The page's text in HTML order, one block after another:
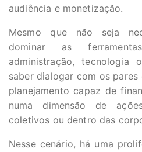
audiência e monetização.
Mesmo que não seja
dominar as
administração, tecnologia
saber dialogar com os
planejamento capaz de
numa dimensão de
coletivos ou dentro das
Nesse cenário, há uma